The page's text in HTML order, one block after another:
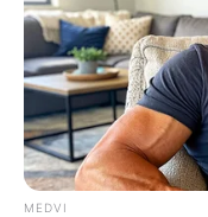
VIRAL
¿Quién era
TODOS HABLAN
una transmisión?